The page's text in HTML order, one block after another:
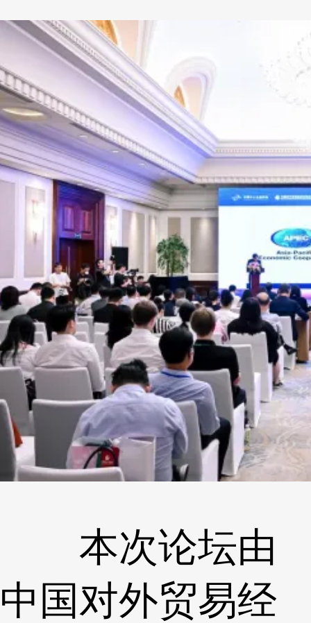
本次论坛由
中国对外贸易经